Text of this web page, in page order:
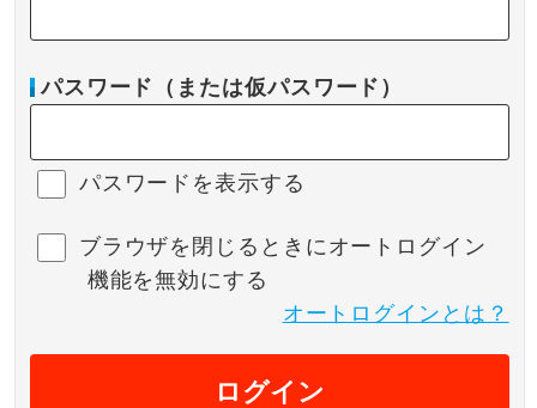
パスワード（または仮パスワード）
パスワードを表示する
ブラウザを閉じるときにオートログイン
機能を無効にする
オートログインとは？
ログイン